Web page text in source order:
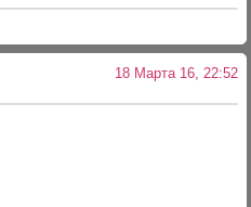
18 Марта 16, 22:52